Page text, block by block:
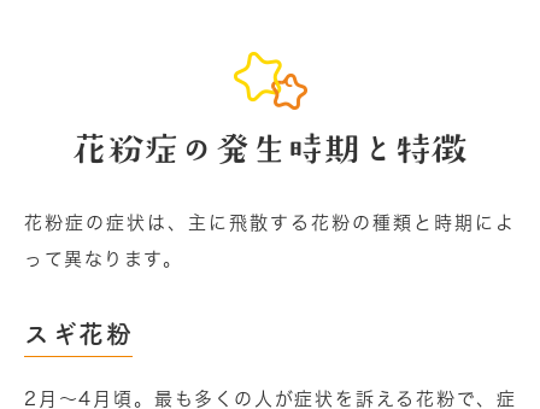
花粉症の発⽣時期と特徴
花粉症の症状は、主に飛散する花粉の種類と時期によ
って異なります。
スギ花粉
2⽉〜4⽉頃。最も多くの⼈が症状を訴える花粉で、症